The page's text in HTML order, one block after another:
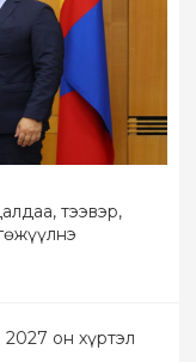
тээвэр,
он хүртэл